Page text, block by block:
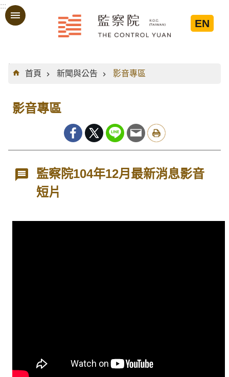
跳到主要內容區塊
:::
EN
:::
首頁
新聞與公告 影音專區
影音專區
監察院104年12月最新消息影音
短片